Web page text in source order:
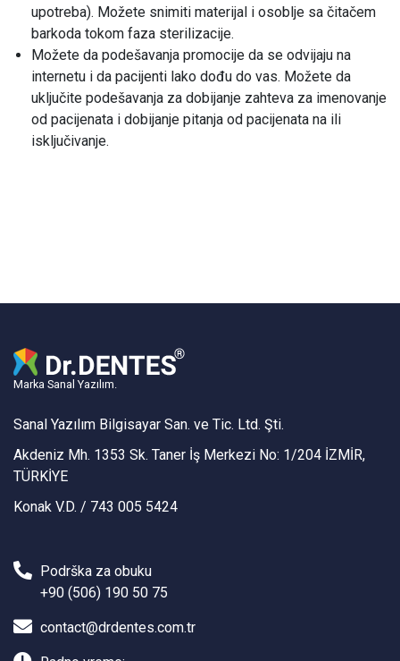
upotreba). Možete snimiti materijal i osoblje sa čitačem
barkoda tokom faza sterilizacije.
Možete da podešavanja promocije da se odvijaju na
internetu i da pacijenti lako dođu do vas. Možete da
uključite podešavanja za dobijanje zahteva za imenovanje
od pacijenata i dobijanje pitanja od pacijenata na ili
isključivanje.
Marka Sanal Yazılım.
Sanal Yazılım Bilgisayar San. ve Tic. Ltd. Şti.
Akdeniz Mh. 1353 Sk. Taner İş Merkezi No: 1/204 İZMİR,
TÜRKİYE
Konak V.D. / 743 005 5424
Podrška za obuku
+90 (506) 190 50 75
contact@drdentes.com.tr